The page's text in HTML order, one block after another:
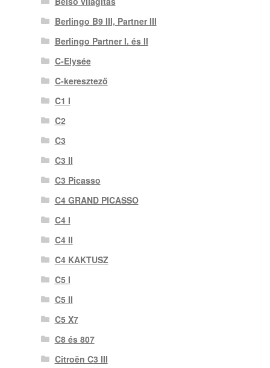
Berlingo B9 III, Partner III
Berlingo Partner I. és II
C-Elysée
C-keresztező
C1 I
C2
C3
C3 II
C3 Picasso
C4 GRAND PICASSO
C4 I
C4 II
C4 KAKTUSZ
C5 I
C5 II
C5 X7
C8 és 807
Citroën C3 III